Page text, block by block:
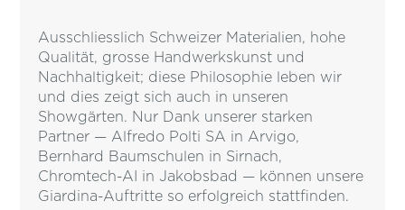
Ausschliesslich Schweizer Materialien, hohe
Qualität, grosse Handwerkskunst und
Nachhaltigkeit; diese Philosophie leben wir
und dies zeigt sich auch in unseren
Showgärten. Nur Dank unserer starken
Partner — Alfredo Polti SA in Arvigo,
Bernhard Baumschulen in Sirnach,
Chromtech-AI in Jakobsbad — können unsere
Giardina-Auftritte so erfolgreich stattfinden.